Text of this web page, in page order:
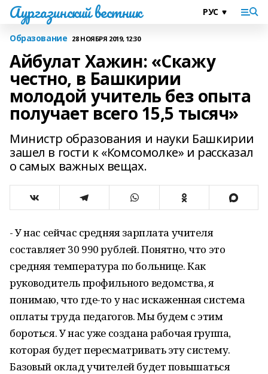
Аургазинский вестник
Образование 28 НОЯБРЯ 2019, 12:30
Айбулат Хажин: «Скажу
честно, в Башкирии
молодой учитель без опыта
получает всего 15,5 тысяч»
Министр образования и науки Башкирии
зашел в гости к «Комсомолке» и рассказал
о самых важных вещах.
- У нас сейчас средняя зарплата учителя
составляет 30 990 рублей. Понятно, что это
средняя температура по больнице. Как
руководитель профильного ведомства, я
понимаю, что где-то у нас искаженная система
оплаты труда педагогов. Мы будем с этим
бороться. У нас уже создана рабочая группа,
которая будет пересматривать эту систему.
Базовый оклад учителей будет повышаться